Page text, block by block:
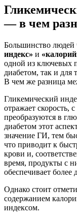
— в чем
Большинство людей
индекс» и
одной из ключевых
диабетом, так и для
В чем же разница
Гликемический
отражает скорость,
преобразуются в
диабетом этот
значение ГИ, тем
что приводит к
крови и,
время, продукты с
обеспечивает более
Однако стоит
содержанием
индексом.